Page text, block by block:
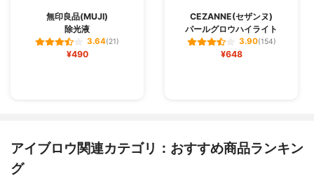
無印良品(MUJI)
除光液
3.64(21)
¥490
CEZANNE(セザンヌ)
パールグロウハイライト
3.90(154)
¥648
アイブロウ関連カテゴリ：おすすめ商品ランキン
グ